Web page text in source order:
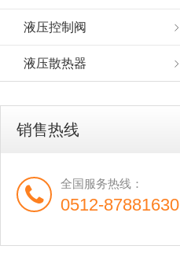
液压控制阀
液压散热器
销售热线
全国服务热线：
0512-87881630